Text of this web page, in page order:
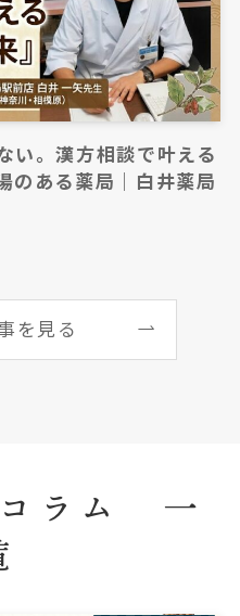
い。漢方相談で叶える
のある薬局｜白井薬局
を見る
ラム 一